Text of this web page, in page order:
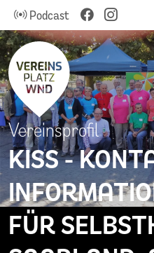
Podcast
KISS -
FÜR
Vereinsprofil